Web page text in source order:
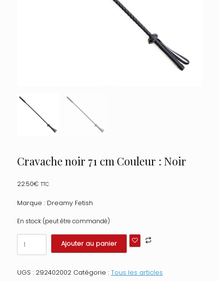
Cravache noir 71 cm Couleur : Noir
22.50€ TTC
Marque : Dreamy Fetish
En stock (peut être commandé)
de
Cravache
71
Ajouter au panier
UGS : 292402002 Catégorie : Tous les articles